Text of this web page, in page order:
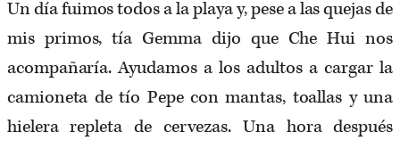
Un día fuimos todos a la playa y, pese a las quejas de
mis primos, tía Gemma dijo que Che Hui nos
acompañaría. Ayudamos a los adultos a cargar la
camioneta de tío Pepe con mantas, toallas y una
hielera repleta de cervezas. Una hora después